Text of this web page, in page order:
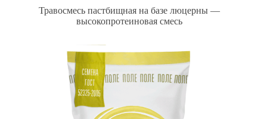
Травосмесь пастбищная на базе люцерны —
высокопротеиновая смесь